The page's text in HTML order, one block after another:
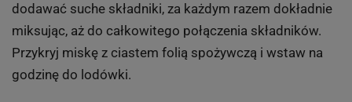
dodawać suche składniki, za każdym razem dokładnie
miksując, aż do całkowitego połączenia składników.
Przykryj miskę z ciastem folią spożywczą i wstaw na
godzinę do lodówki.